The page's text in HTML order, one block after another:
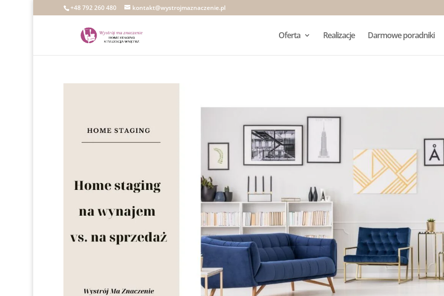
+48 792 260 480 kontakt@wystrojmaznaczenie.pl
Oferta Realizacje Darmowe poradniki